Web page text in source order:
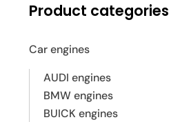
Product categories
Car engines
AUDI engines
BMW engines
BUICK engines